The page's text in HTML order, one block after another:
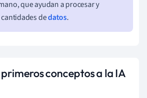
que ayudan a procesar y
dedatos.
primeros conceptos a la IA